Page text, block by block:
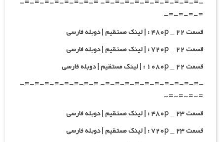
-=-=-=-=-=-=-=-=-=-=- =-=-=-=-=-=-=-=-
=-=-=-=-
قسمت ۲۲ _ ۴۸۰p : | لینک مستقیم | دوبله فارسی
قسمت ۲۲ _ ۷۲۰p : | لینک مستقیم | دوبله فارسی
قسمت ۲۲ _ ۱۰۸۰p : | لینک مستقیم | دوبله فارسی
-=-=-=-=-=-=-=-=-=-=- =-=-=-=-=-=-=-=-
=-=-=-=-
قسمت ۲۳ _ ۴۸۰p : | لینک مستقیم | دوبله فارسی
قسمت ۲۳ _ ۷۲۰p : | لینک مستقیم | دوبله فارسی